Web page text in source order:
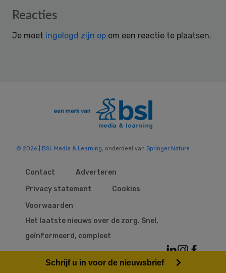
Reader
Reacties
Je moet ingelogd zijn op om een reactie te plaatsen.
© 2026 | BSL Media & Learning, onderdeel van Springer Nature
Contact
Adverteren
Privacy statement
Cookies
Voorwaarden
Het laatste nieuws over de zorg. Snel,
geïnformeerd, compleet
Schrijf u in voor de nieuwsbrief